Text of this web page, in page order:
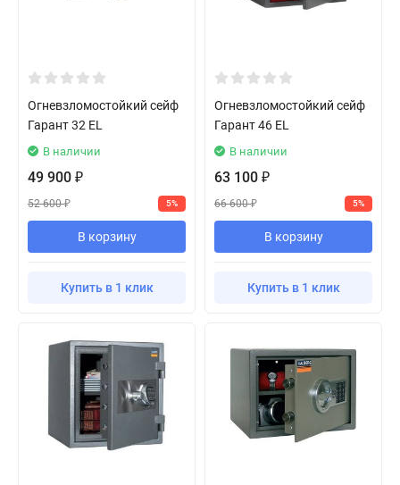
Огневзломостойкий сейф
Гарант 32 EL
В наличии
49 900 ₽
52 600₽ 5%
В корзину
Купить в 1 клик
Огневзломостойкий сейф
Гарант 46 EL
В наличии
63 100 ₽
66 600₽ 5%
В корзину
Купить в 1 клик